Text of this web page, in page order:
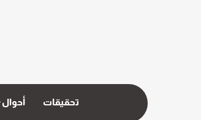
تحقيقات أحوال